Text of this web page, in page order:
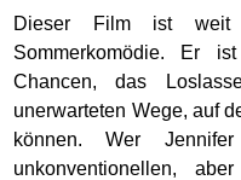
Dieser Film ist
Sommerkomödie. Er
Chancen, das
unerwarteten Wege, auf
können. Wer
unkonventionellen,